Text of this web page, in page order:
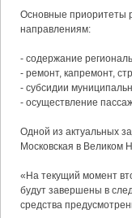
Основные приоритеты
направлениям:
- содержание
- ремонт, капремонт,
- субсидии
- осуществление
Одной из актуальных
Московская в Великом
«На текущий момент
будут завершены в
средства